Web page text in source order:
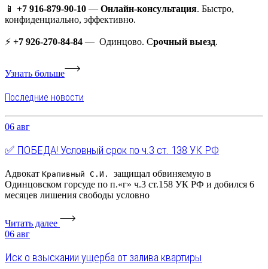
📱 +7 916-879-90-10 — Онлайн-консультация. Быстро,
конфиденциально, эффективно.
⚡️ +7 926-270-84-84 — Одинцово. Срочный выезд.
Узнать больше
Последние новости
06 авг
✅ ПОБЕДА! Условный срок по ч.3 ст. 138 УК РФ
Адвокат Крапивный С.И. защищал обвиняемую в
Одинцовском горсуде по п.«г» ч.3 ст.158 УК РФ и добился 6
месяцев лишения свободы условно
Читать далее
06 авг
Иск о взыскании ущерба от залива квартиры